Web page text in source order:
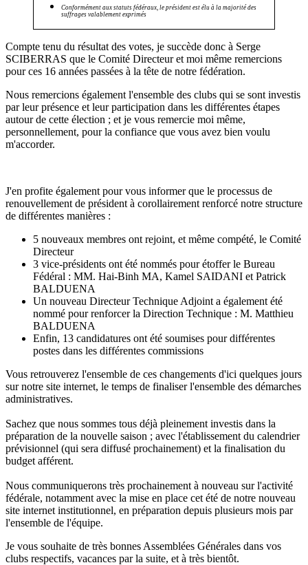
Conformément aux statuts fédéraux, le président est élu à la majorité des
suffrages valablement exprimés
Compte tenu du résultat des votes, je succède donc à Serge
SCIBERRAS que le Comité Directeur et moi même remercions
pour ces 16 années passées à la tête de notre fédération.
Nous remercions également l'ensemble des clubs qui se sont investis
par leur présence et leur participation dans les différentes étapes
autour de cette élection ; et je vous remercie moi même,
personnellement, pour la confiance que vous avez bien voulu
m'accorder.
J'en profite également pour vous informer que le processus de
renouvellement de président à corollairement renforcé notre structure
de différentes manières :
5 nouveaux membres ont rejoint, et même compété, le Comité
Directeur
3 vice-présidents ont été nommés pour étoffer le Bureau
Fédéral : MM. Hai-Binh MA, Kamel SAIDANI et Patrick
BALDUENA
Un nouveau Directeur Technique Adjoint a également été
nommé pour renforcer la Direction Technique : M. Matthieu
BALDUENA
Enfin, 13 candidatures ont été soumises pour différentes
postes dans les différentes commissions
Vous retrouverez l'ensemble de ces changements d'ici quelques jours
sur notre site internet, le temps de finaliser l'ensemble des démarches
administratives.
Sachez que nous sommes tous déjà pleinement investis dans la
préparation de la nouvelle saison ; avec l'établissement du calendrier
prévisionnel (qui sera diffusé prochainement) et la finalisation du
budget afférent.
Nous communiquerons très prochainement à nouveau sur l'activité
fédérale, notamment avec la mise en place cet été de notre nouveau
site internet institutionnel, en préparation depuis plusieurs mois par
l'ensemble de l'équipe.
Je vous souhaite de très bonnes Assemblées Générales dans vos
clubs respectifs, vacances par la suite, et à très bientôt.